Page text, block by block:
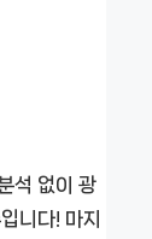
석 없이 광
니다! 마지